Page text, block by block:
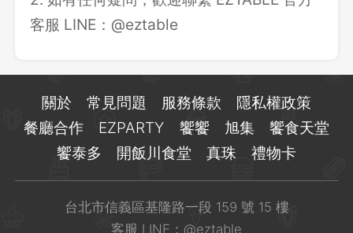
客服 LINE：@eztable
關於 常見問題 服務條款
隱私權政策
餐廳合作
EZPARTY 饗饗 旭集
饗食天堂
饗泰多
開飯川食堂 真珠 禮物卡
台北市信義區基隆路一段 159 號 15 樓
客服 LINE： @eztable